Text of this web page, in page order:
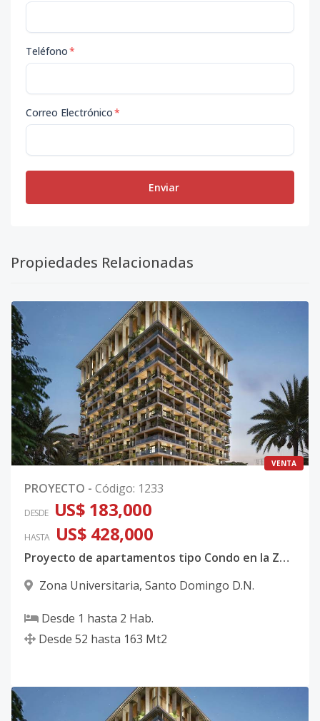
Teléfono*
Correo Electrónico*
Enviar
Propiedades Relacionadas
VENTA
PROYECTO - Código: 1233
DESDE US$ 183,000
HASTA US$ 428,000
Proyecto de apartamentos tipo Condo en la Zona Universitaria
Zona Universitaria, Santo Domingo D.N.
Desde 1 hasta 2 Hab.
Desde 52 hasta 163 Mt2